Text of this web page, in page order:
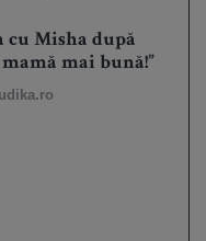
cu Misha după
mai bună!”